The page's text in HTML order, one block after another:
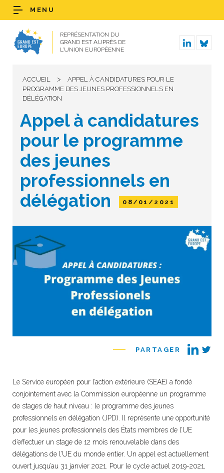
REPRÉSENTATION DU
GRAND EST AUPRÈS DE
L’UNION EUROPÉENNE
MENU
ACCUEIL >
APPEL À CANDIDATURES POUR LE
PROGRAMME DES JEUNES PROFESSIONNELS EN
DÉLÉGATION
Appel à candidatures
pour le programme
des jeunes
professionnels en
délégation
08/01/2021
PARTAGER
Le Service européen pour l’action extérieure (SEAE) a fondé
conjointement avec la Commission européenne un programme
de stages de haut niveau : le programme des jeunes
professionnels en délégation (JPD). Il représente une opportunité
pour les jeunes professionnels des États membres de l’UE
d’effectuer un stage de 12 mois renouvelable dans des
délégations de l’UE du monde entier. Un appel est actuellement
ouvert jusqu’au 31 janvier 2021. Pour le cycle actuel 2019-2021,